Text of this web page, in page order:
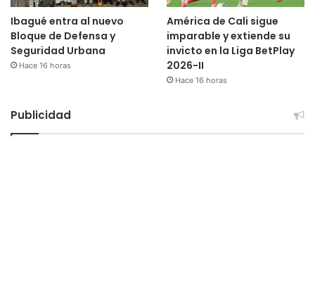
Ibagué entra al nuevo
Bloque de Defensa y
Seguridad Urbana
Hace 16 horas
América de Cali sigue
imparable y extiende su
invicto en la Liga BetPlay
2026-II
Hace 16 horas
Publicidad